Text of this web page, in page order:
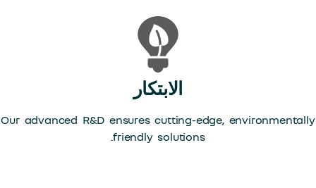
الابتكار
Our advanced R&D ensures cutting-edge, environmentally
friendly solutions.